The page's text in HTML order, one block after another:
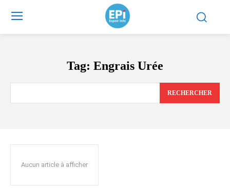
Tag: Engrais Urée
RECHERCHER
Aucun article à afficher